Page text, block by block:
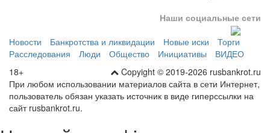
Наши социальные сети
Новости Банкротства и ликвидации Новые иски
Торги
Расследования
Люди Общество Инициативы
ВИДЕО
Copyight © 2019-2026 rusbankrot.ru
18+
При любом использовании материалов сайта в сети Интернет,
пользователь обязан указать источник в виде гиперссылки на
сайт rusbankrot.ru.